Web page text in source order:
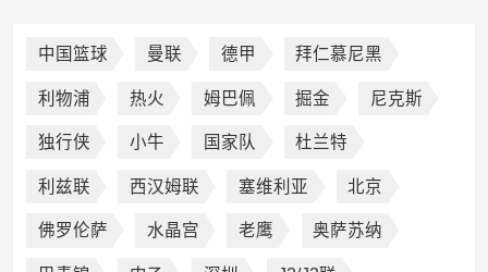
中国篮球 曼联 德甲 拜仁慕尼黑
利物浦 热火 姆巴佩 掘金 尼克斯
独行侠 小牛 国家队 杜兰特
利兹联 西汉姆联 塞维利亚 北京
佛罗伦萨 水晶宫 老鹰 奥萨苏纳